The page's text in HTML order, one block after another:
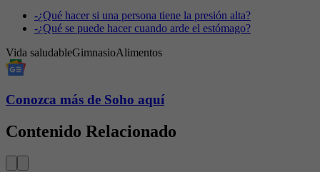
-¿Qué hacer si una persona tiene la presión alta?
-¿Qué se puede hacer cuando arde el estómago?
Vida saludableGimnasioAlimentos
Conozca más de Soho aquí
Contenido Relacionado